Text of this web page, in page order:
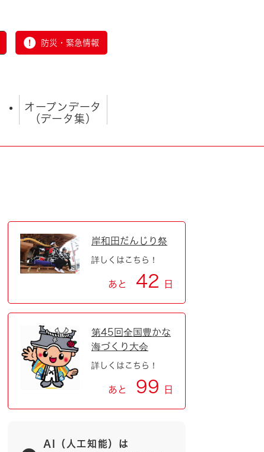
防災・緊急情報
オープンデータ
（データ集）
岸和田だんじり祭
詳しくはこちら！
あと 42 日
第45回全国豊かな
海づくり大会
詳しくはこちら！
あと 99 日
AI（人工知能）は